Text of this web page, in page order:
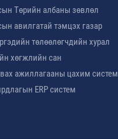
Төрийн албаны зөвлөл
авилгатай тэмцэх газар
төлөөлөгчдийн хурал
хөгжлийн сан
ажиллагааны цахим систем
ERP систем